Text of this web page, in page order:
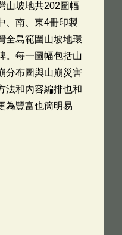
山坡地共202圖幅
、南、東4冊印製
全島範圍山坡地環
。每一圖幅包括山
分布圖與山崩災害
法和內容編排也和
為豐富也簡明易